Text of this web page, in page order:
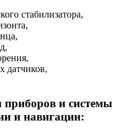
стабилизатора,
датчиков,
приборов и системы
и навигации: